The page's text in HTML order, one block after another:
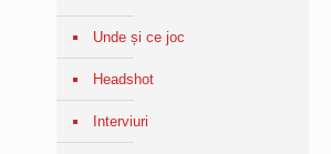
Unde și ce joc
Headshot
Interviuri